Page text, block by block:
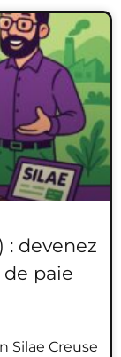
: devenez
paie
Silae Creuse